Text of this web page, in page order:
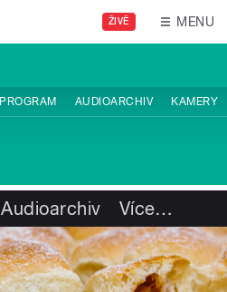
ŽIVĚ MENU
PROGRAM AUDIOARCHIV KAMERY
Audioarchiv Více…